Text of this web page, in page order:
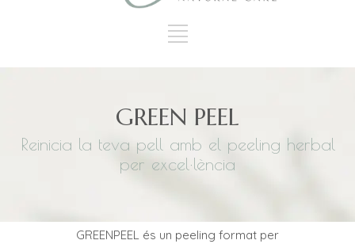
GREEN PEEL
Reinicia la teva pell amb el peeling herbal
per excel·lència
GREENPEEL és un peeling format per